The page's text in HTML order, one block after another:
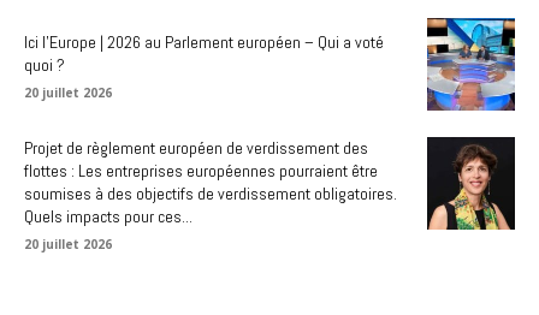
Ici l’Europe | 2026 au Parlement européen – Qui a voté
quoi ?
20 juillet 2026
Projet de règlement européen de verdissement des
flottes : Les entreprises européennes pourraient être
soumises à des objectifs de verdissement obligatoires.
Quels impacts pour ces...
20 juillet 2026